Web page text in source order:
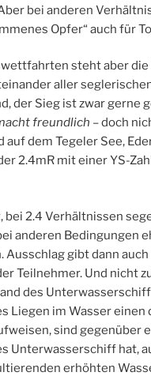
bei anderen
Opfer“ auch für
steht aber
aller
der Sieg ist zwar gerne
freundlich – doch
auf dem Tegeler See,
2.4mR mit einer YS-
bei 2.4 Verhältnissen
anderen Bedingungen
Ausschlag gibt dann
Teilnehmer. Und nicht
des
Liegen im Wasser einen
sind gegenüber
Unterwasserschiff hat,
erhöhten